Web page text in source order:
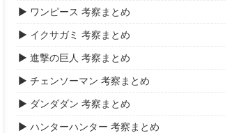
▶ ワンピース 考察まとめ
▶ イクサガミ 考察まとめ
▶ 進撃の巨人 考察まとめ
▶ チェンソーマン 考察まとめ
▶ ダンダダン 考察まとめ
▶ ハンターハンター 考察まとめ